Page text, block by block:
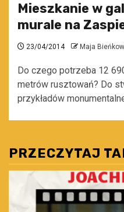
Mieszkanie w
murale na
23/04/2014 Maja
Do czego potrzeba 12
metrów rusztowań? Do
przykładów
PRZECZYTAJ